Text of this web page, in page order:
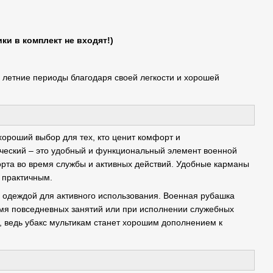
в комплект не входят!)
периоды благодаря своей легкости и хорошей
выбор для тех, кто ценит комфорт и
– это удобный и функциональный элемент военной
во время службы и активных действий. Удобные карманы
для активного использования. Военная рубашка
повседневных занятий или при исполнении служебных
убакс мультикам станет хорошим дополнением к